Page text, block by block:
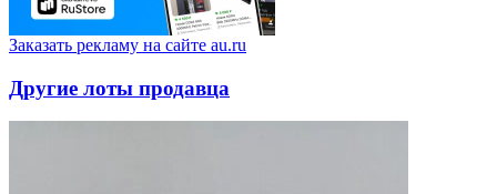
Заказать рекламу на сайте au.ru
Другие лоты продавца